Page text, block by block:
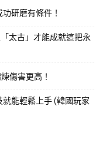
研磨有條件！
太古」才能成就這把永
傷害更高！
能輕鬆上手 (韓國玩家